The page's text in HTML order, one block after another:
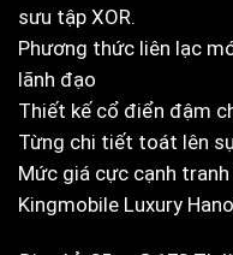
sưu tập XOR.
Phương thức liên lạc
lãnh đạo
Thiết kế cổ điển đậm
Từng chi tiết toát lên
Mức giá cực cạnh
Kingmobile Luxury